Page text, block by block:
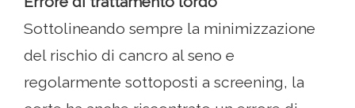
Sottolineando sempre la minimizzazione
del rischio di cancro al seno e
regolarmente sottoposti a screening, la